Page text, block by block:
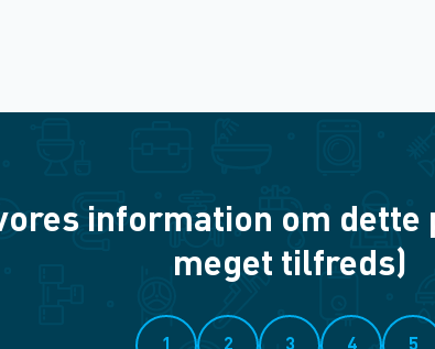
information om dette
meget tilfreds)